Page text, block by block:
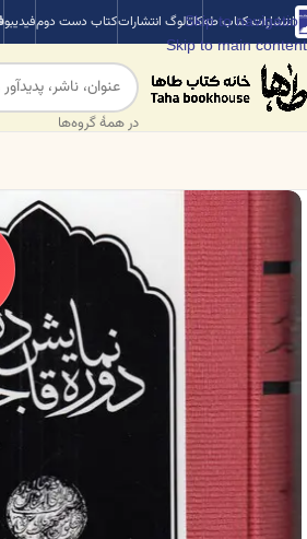
Skip to navigation
Skip to main content
انتشارات کتاب طهکاتالوگ انتشاراتکتاب دست دومفیدیبو
در همهٔ گروه‌ها